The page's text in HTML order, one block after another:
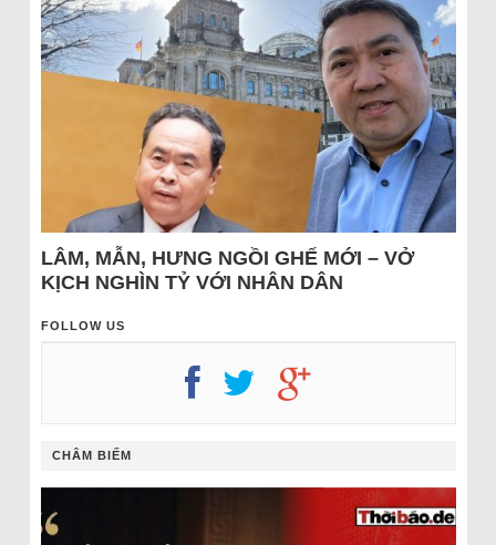
LÂM, MẪN, HƯNG NGỒI GHẾ MỚI – VỞ
KỊCH NGHÌN TỶ VỚI NHÂN DÂN
FOLLOW US
CHÂM BIẾM